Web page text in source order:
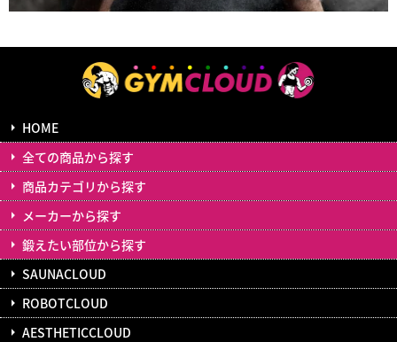
HOME
全ての商品から探す
商品カテゴリから探す
メーカーから探す
鍛えたい部位から探す
SAUNACLOUD
ROBOTCLOUD
AESTHETICCLOUD